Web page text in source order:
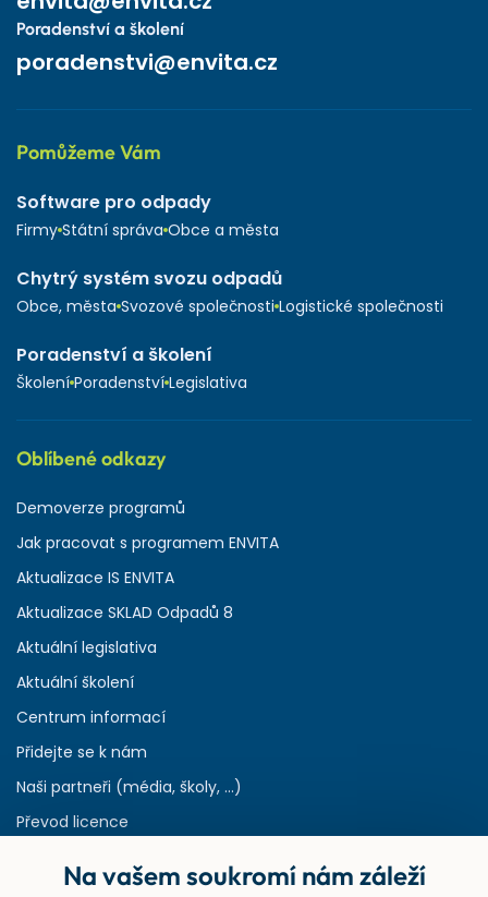
Poradenství a školení
poradenstvi@envita.cz
Pomůžeme Vám
Software pro odpady
Firmy Státní správa Obce a města
Chytrý systém svozu odpadů
Obce, města Svozové společnosti Logistické společnosti
Poradenství a školení
Školení Poradenství Legislativa
Oblíbené odkazy
Demoverze programů
Jak pracovat s programem ENVITA
Aktualizace IS ENVITA
Aktualizace SKLAD Odpadů 8
Aktuální legislativa
Aktuální školení
Centrum informací
Přidejte se k nám
Naši partneři (média, školy, ...)
Převod licence
Rejstřík používaných zkratek v odpadech
Na vašem soukromí nám záleží